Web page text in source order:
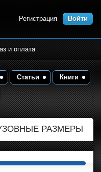
Регистрация Войти
и оплата
Статьи Книги
РАЗМЕРЫ